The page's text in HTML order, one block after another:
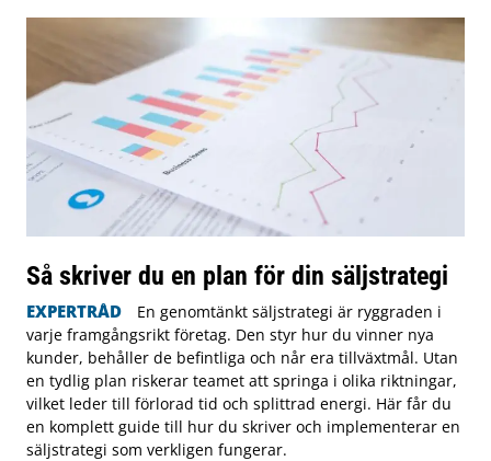
Så skriver du en plan för din säljstrategi
EXPERTRÅD
En genomtänkt säljstrategi är ryggraden i
varje framgångsrikt företag. Den styr hur du vinner nya
kunder, behåller de befintliga och når era tillväxtmål. Utan
en tydlig plan riskerar teamet att springa i olika riktningar,
vilket leder till förlorad tid och splittrad energi. Här får du
en komplett guide till hur du skriver och implementerar en
säljstrategi som verkligen fungerar.